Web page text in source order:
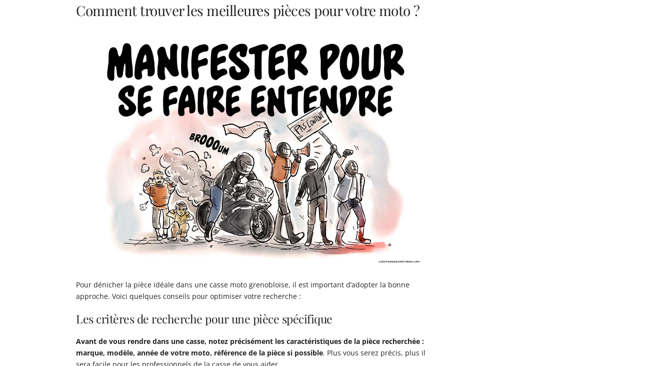
Comment trouver les meilleures pièces pour votre moto ?
Pour dénicher la pièce idéale dans une casse moto grenobloise, il est important d’adopter la bonne
approche. Voici quelques conseils pour optimiser votre recherche :
Les critères de recherche pour une pièce spécifique
Avant de vous rendre dans une casse, notez précisément les caractéristiques de la pièce recherchée :
marque, modèle, année de votre moto, référence de la pièce si possible. Plus vous serez précis, plus il